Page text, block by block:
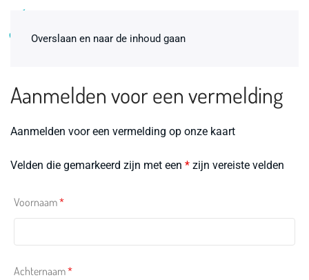
Overslaan en naar de inhoud gaan
Aanmelden voor een vermelding
Aanmelden voor een vermelding op onze kaart
Velden die gemarkeerd zijn met een * zijn vereiste velden
Voornaam*
Achternaam*